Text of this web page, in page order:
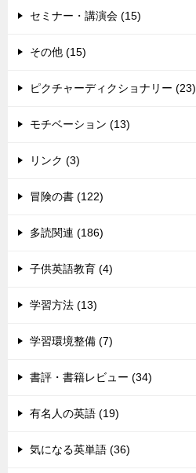
セミナー・講演会 (15)
その他 (15)
ピクチャーディクショナリー (23)
モチベーション (13)
リンク (3)
冒険の書 (122)
多読関連 (186)
子供英語教育 (4)
学習方法 (13)
学習環境整備 (7)
書評・書籍レビュー (34)
有名人の英語 (19)
気になる英単語 (36)